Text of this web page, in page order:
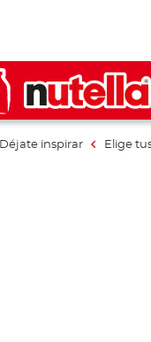
Déjate inspirar Elige